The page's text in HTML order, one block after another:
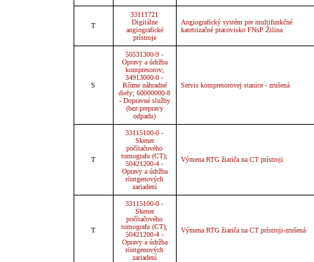
T
33111721
Digitálne
angiografické
prístroje
Angiografický systém pre multifunkčné
katetrizačné pracovisko FNsP Žilina
S
50531300-9 -
Opravy a údržba
kompresorov;
34913000-0 -
Rôzne náhradné
diely; 60000000-8
- Dopravné služby
(bez prepravy
odpadu)
Servis kompresorovej stanice - zrušená
T
33115100-0 -
Skener
počítačového
tomografu (CT);
50421200-4 -
Opravy a údržba
röntgenových
zariadení
Výmena RTG žiariča na CT prístroji
T
33115100-0 -
Skener
počítačového
tomografu (CT);
50421200-4 -
Opravy a údržba
röntgenových
zariadení
Výmena RTG žiariča na CT prístroji-zrušená